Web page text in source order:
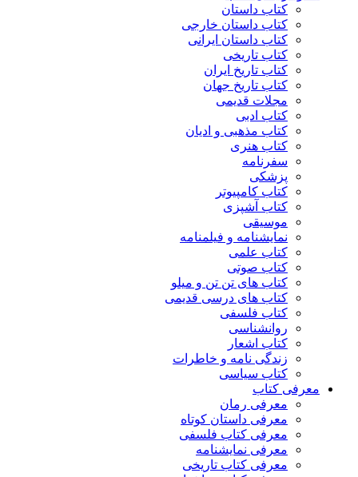
کتاب داستان
کتاب داستان خارجی
کتاب داستان ایرانی
کتاب تاریخی
کتاب تاریخ ایران
کتاب تاریخ جهان
مجلات قدیمی
کتاب ادبی
کتاب مذهبی و ادیان
کتاب هنری
سفرنامه
پزشکی
کتاب کامپیوتر
کتاب آشپزی
موسیقی
نمایشنامه و فیلمنامه
کتاب علمی
کتاب صوتی
کتاب های تن تن و میلو
کتاب های درسی قدیمی
کتاب فلسفی
روانشناسی
کتاب اشعار
زندگی نامه و خاطرات
کتاب سیاسی
معرفی کتاب
معرفی رمان
معرفی داستان کوتاه
معرفی کتاب فلسفی
معرفی نمایشنامه
معرفی کتاب تاریخی